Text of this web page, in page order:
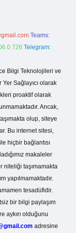
Teams:
0 726 Telegram:
Bilgi Teknolojileri ve
Yer Sağlayıcı olarak
proaktif olarak
Ancak,
olup, siteye
Bu internet sitesi,
hiçbir bağlantısı
makaleler
niteliği taşımamakta
yapılmamaktadır.
tesadüfidir.
bir bilgi paylaşım
aykırı olduğunu
adresine